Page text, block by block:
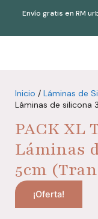
Envío gratis en RM
Inicio / Láminas de
Láminas de silicona
PACK XL
Láminas
5cm
¡Oferta!